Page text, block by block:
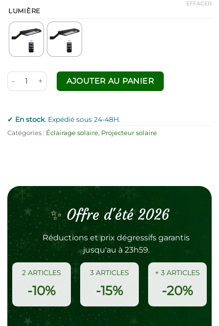
LUMIÈRE
EFFACER
quantité de Projecteur LED solaire télécommande
AJOUTER AU PANIER
✔ En stock. Expédié sous 24-48H.
Catégories : Éclairage solaire, Projecteur solaire
✨ Offre d'été 2026
Réductions et prix dégressifs garantis
jusqu'au à 23h59.
2 ARTICLES
-10%
3 ARTICLES
-15%
+ 3 ARTICLES
-20%